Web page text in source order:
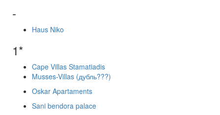
-
Haus Niko
1*
Cape Villas Stamatiadis
Musses-Villas (дубль???)
Oskar Apartaments
Sani bendora palace